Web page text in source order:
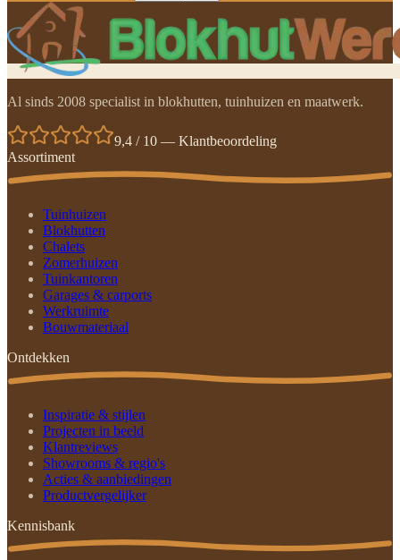
Al sinds 2008 specialist in blokhutten, tuinhuizen en maatwerk.
9,4 / 10 — Klantbeoordeling
Assortiment
Tuinhuizen
Blokhutten
Chalets
Zomerhuizen
Tuinkantoren
Garages & carports
Werkruimte
Bouwmateriaal
Ontdekken
Inspiratie & stijlen
Projecten in beeld
Klantreviews
Showrooms & regio's
Acties & aanbiedingen
Productvergelijker
Kennisbank